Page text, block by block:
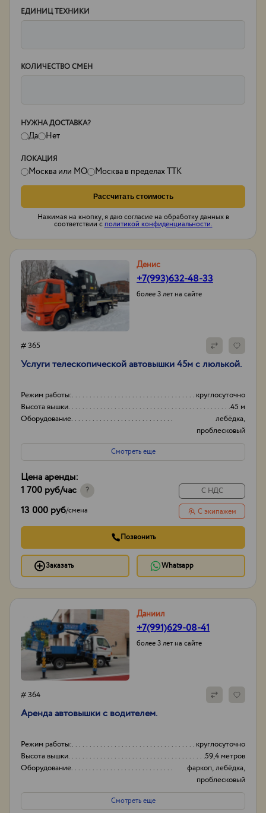
ЕДИНИЦ ТЕХНИКИ
КОЛИЧЕСТВО СМЕН
НУЖНА ДОСТАВКА?
Да Нет
ЛОКАЦИЯ
Москва или МО Москва в пределах ТТК
Рассчитать стоимость
Нажимая на кнопку, я даю согласие на обработку данных в
соответствии с политикой конфиденциальности.
Денис
+7(993)632-48-33
более 3 лет на сайте
# 365
Услуги телескопической автовышки 45м с люлькой.
Режим работы:
круглосуточно
Высота вышки
45 м
Оборудование
лебёдка,
проблесковый
маячок.
Смотреть еще
Цена аренды:
1 700 руб/час ?
13 000 руб/смена
С НДС
С экипажем
Позвонить
Заказать Whatsapp
Даниил
+7(991)629-08-41
более 3 лет на сайте
# 364
Аренда автовышки с водителем.
Режим работы:
круглосуточно
Высота вышки
59,4 метров
Оборудование
фаркоп, лебёдка,
проблесковый
маячок,
Смотреть еще